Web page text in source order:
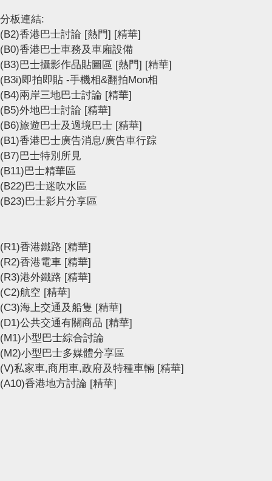
分板連結:
(B2)香港巴士討論 [熱門] [精華]
(B0)香港巴士車務及車廂設備
(B3)巴士攝影作品貼圖區 [熱門] [精華]
(B3i)即拍即貼 -手機相&翻拍Mon相
(B4)兩岸三地巴士討論 [精華]
(B5)外地巴士討論 [精華]
(B6)旅遊巴士及過境巴士 [精華]
(B1)香港巴士廣告消息/廣告車行踪
(B7)巴士特別所見
(B11)巴士精華區
(B22)巴士迷吹水區
(B23)巴士影片分享區
(R1)香港鐵路 [精華]
(R2)香港電車 [精華]
(R3)港外鐵路 [精華]
(C2)航空 [精華]
(C3)海上交通及船隻 [精華]
(D1)公共交通有關商品 [精華]
(M1)小型巴士綜合討論
(M2)小型巴士多媒體分享區
(V)私家車,商用車,政府及特種車輛 [精華]
(A10)香港地方討論 [精華]